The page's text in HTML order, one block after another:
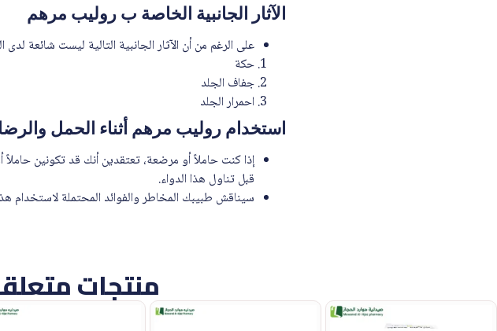
الآثار الجانبية الخاصة ب روليب مرهم
على الرغم من أن الآثار الجانبية التالية ليست شائعة
حكة
جفاف الجلد
احمرار الجلد
استخدام روليب مرهم أثناء الحمل
إذا كنت حاملاً أو مرضعة، تعتقدين أنك قد تكونين
قبل تناول هذا الدواء.
سيناقش طبيبك المخاطر والفوائد المحتملة لاستخدام
منتجات